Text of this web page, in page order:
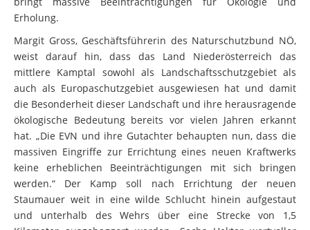
bringt massive Beeinträchtigungen für Ökologie und
Erholung.
Margit Gross, Geschäftsführerin des Naturschutzbund NÖ,
weist darauf hin, dass das Land Niederösterreich das
mittlere Kamptal sowohl als Landschaftsschutzgebiet als
auch als Europaschutzgebiet ausgewiesen hat und damit
die Besonderheit dieser Landschaft und ihre herausragende
ökologische Bedeutung bereits vor vielen Jahren erkannt
hat. „Die EVN und ihre Gutachter behaupten nun, dass die
massiven Eingriffe zur Errichtung eines neuen Kraftwerks
keine erheblichen Beeinträchtigungen mit sich bringen
werden.“ Der Kamp soll nach Errichtung der neuen
Staumauer weit in eine wilde Schlucht hinein aufgestaut
und unterhalb des Wehrs über eine Strecke von 1,5